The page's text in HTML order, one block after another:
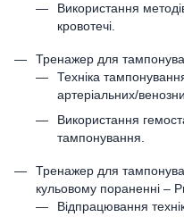
Використання
кровотечі.
Тренажер для
Техніка
артеріальних/
Використання
тампонування.
Тренажер для
кульовому пораненні –
Відпрацювання